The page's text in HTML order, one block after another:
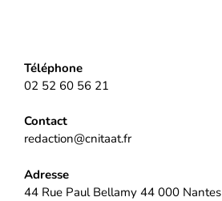
Téléphone
02 52 60 56 21
Contact
redaction@cnitaat.fr
Adresse
44 Rue Paul Bellamy 44 000 Nantes